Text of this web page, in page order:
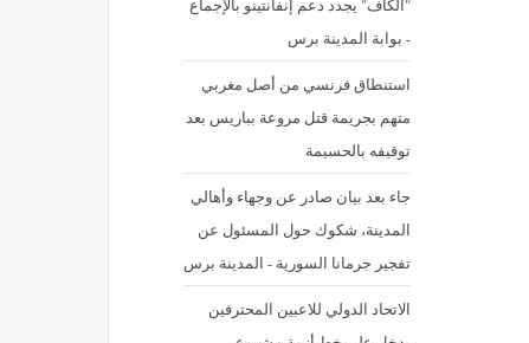
"الكاف" يجدد دعم إنفانتينو بالإجماع
- بوابة المدينة برس
استنطاق فرنسي من أصل مغربي
متهم بجريمة قتل مروعة بباريس بعد
توقيفه بالحسيمة
جاء بعد بيان صادر عن وجهاء وأهالي
المدينة، شكوك حول المسئول عن
تفجير جرمانا السورية - المدينة برس
الاتحاد الدولي للاعبين المحترفين